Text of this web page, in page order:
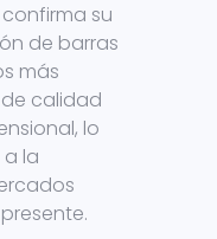
su
de barras
más
calidad
lo
la